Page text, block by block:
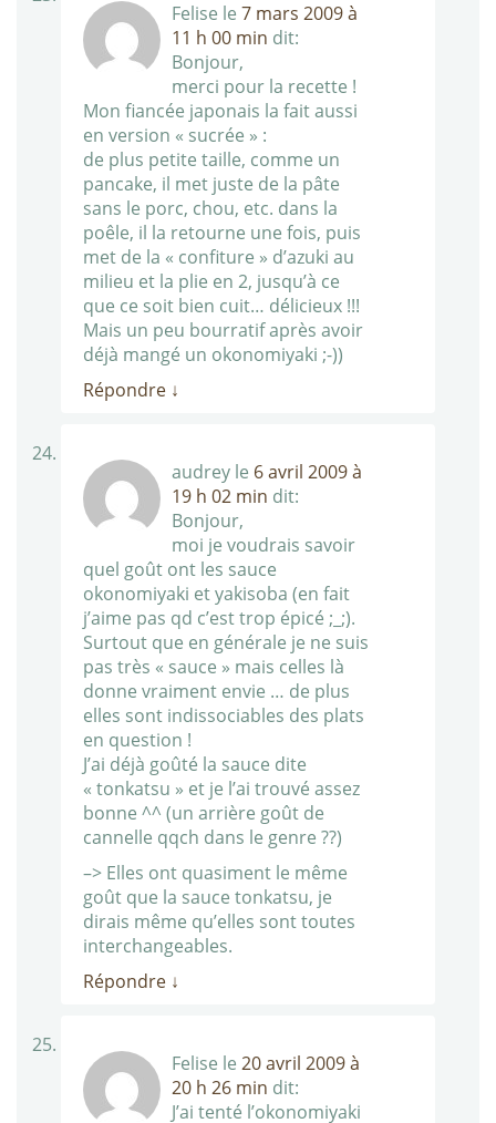
Felise le 7 mars 2009 à
11 h 00 min dit:
Bonjour,
merci pour la recette !
Mon fiancée japonais la fait aussi
en version « sucrée » :
de plus petite taille, comme un
pancake, il met juste de la pâte
sans le porc, chou, etc. dans la
poêle, il la retourne une fois, puis
met de la « confiture » d’azuki au
milieu et la plie en 2, jusqu’à ce
que ce soit bien cuit… délicieux !!!
Mais un peu bourratif après avoir
déjà mangé un okonomiyaki ;-))
Répondre ↓
audrey le 6 avril 2009 à
19 h 02 min dit:
Bonjour,
moi je voudrais savoir
quel goût ont les sauce
okonomiyaki et yakisoba (en fait
j’aime pas qd c’est trop épicé ;_;).
Surtout que en générale je ne suis
pas très « sauce » mais celles là
donne vraiment envie … de plus
elles sont indissociables des plats
en question !
J’ai déjà goûté la sauce dite
« tonkatsu » et je l’ai trouvé assez
bonne ^^ (un arrière goût de
cannelle qqch dans le genre ??)
–> Elles ont quasiment le même
goût que la sauce tonkatsu, je
dirais même qu’elles sont toutes
interchangeables.
Répondre ↓
Felise le 20 avril 2009 à
20 h 26 min dit:
J’ai tenté l’okonomiyaki